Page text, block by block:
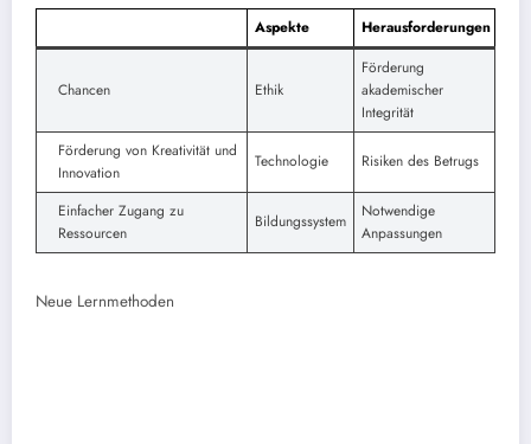
Aspekte Herausforderungen
Chancen Ethik
Förderung
akademischer
Integrität
Förderung von Kreativität und
Innovation
Technologie Risiken des Betrugs
Einfacher Zugang zu
Ressourcen
Bildungssystem
Notwendige
Anpassungen
Neue Lernmethoden